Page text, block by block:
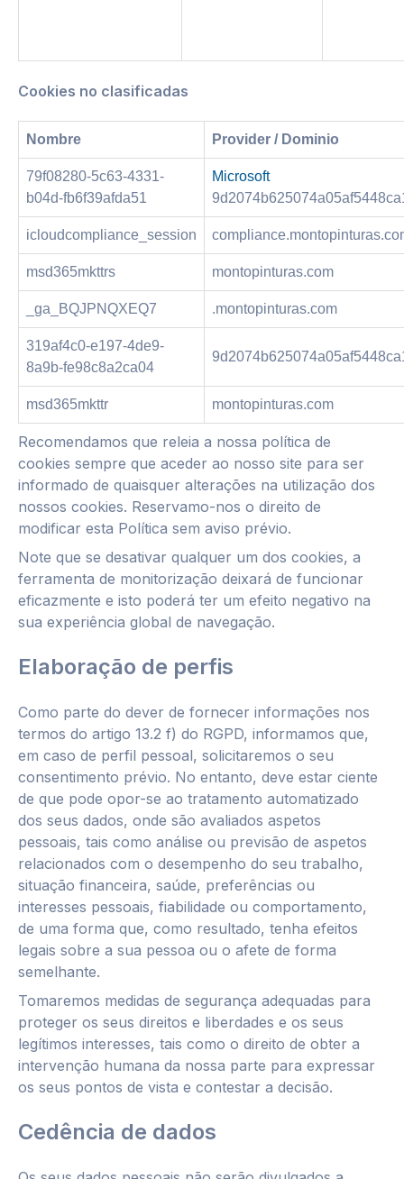
Cookies no clasificadas
Nombre Provider / Dominio
79f08280-5c63-4331-
b04d-fb6f39afda51
Microsoft
icloudcompliance_session
msd365mkttrs montopinturas.com
_ga_BQJPNQXEQ7 .montopinturas.com
319af4c0-e197-4de9-
8a9b-fe98c8a2ca04
msd365mkttr montopinturas.com
Recomendamos que releia a nossa política de
cookies sempre que aceder ao nosso site para ser
informado de quaisquer alterações na utilização dos
nossos cookies. Reservamo-nos o direito de
modificar esta Política sem aviso prévio.
Note que se desativar qualquer um dos cookies, a
ferramenta de monitorização deixará de funcionar
eficazmente e isto poderá ter um efeito negativo na
sua experiência global de navegação.
Elaboração de perfis
Como parte do dever de fornecer informações nos
termos do artigo 13.2 f) do RGPD, informamos que,
em caso de perfil pessoal, solicitaremos o seu
consentimento prévio. No entanto, deve estar ciente
de que pode opor-se ao tratamento automatizado
dos seus dados, onde são avaliados aspetos
pessoais, tais como análise ou previsão de aspetos
relacionados com o desempenho do seu trabalho,
situação financeira, saúde, preferências ou
interesses pessoais, fiabilidade ou comportamento,
de uma forma que, como resultado, tenha efeitos
legais sobre a sua pessoa ou o afete de forma
semelhante.
Tomaremos medidas de segurança adequadas para
proteger os seus direitos e liberdades e os seus
legítimos interesses, tais como o direito de obter a
intervenção humana da nossa parte para expressar
os seus pontos de vista e contestar a decisão.
Cedência de dados